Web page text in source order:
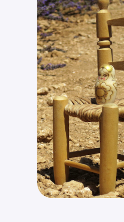
La
inseguridad,
durante
terapéutico
ansiedad,